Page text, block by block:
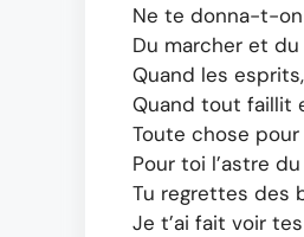
Ne te donna-t-on
Du marcher et
Quand les
Quand tout faillit
Toute chose
Pour toi l’astre
Tu regrettes des
Je t’ai fait voir